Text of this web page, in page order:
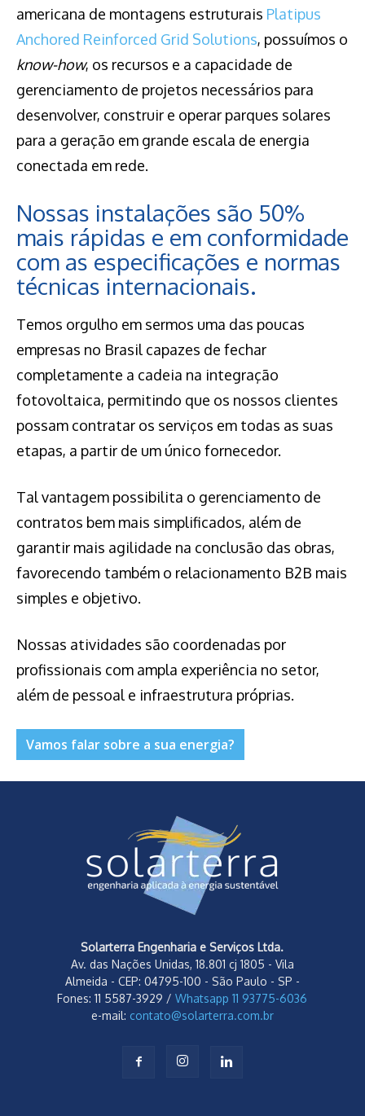
americana de montagens estruturais Platipus
Anchored Reinforced Grid Solutions, possuímos o
know-how, os recursos e a capacidade de
gerenciamento de projetos necessários para
desenvolver, construir e operar parques solares
para a geração em grande escala de energia
conectada em rede.
Nossas instalações são 50%
mais rápidas e em conformidade
com as especificações e normas
técnicas internacionais.
Temos orgulho em sermos uma das poucas
empresas no Brasil capazes de fechar
completamente a cadeia na integração
fotovoltaica, permitindo que os nossos clientes
possam contratar os serviços em todas as suas
etapas, a partir de um único fornecedor.
Tal vantagem possibilita o gerenciamento de
contratos bem mais simplificados, além de
garantir mais agilidade na conclusão das obras,
favorecendo também o relacionamento B2B mais
simples e objetivo.
Nossas atividades são coordenadas por
profissionais com ampla experiência no setor,
além de pessoal e infraestrutura próprias.
Vamos falar sobre a sua energia?
Solarterra Engenharia e Serviços Ltda.
Av. das Nações Unidas, 18.801 cj 1805 - Vila
Almeida - CEP: 04795-100 - São Paulo - SP -
Fones: 11 5587-3929 /Whatsapp 11 93775-6036
e-mail: contato@solarterra.com.br